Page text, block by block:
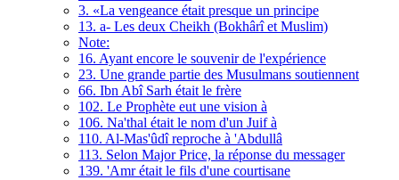
3. «La vengeance était presque un principe
13. a- Les deux Cheikh (Bokhârî et Muslim)
Note:
16. Ayant encore le souvenir de l'expérience
23. Une grande partie des Musulmans soutiennent
66. Ibn Abî Sarh était le frère
102. Le Prophète eut une vision à
106. Na'thal était le nom d'un Juif à
110. Al-Mas'ûdî reproche à 'Abdullâ
113. Selon Major Price, la réponse du messager
139. 'Amr était le fils d'une courtisane